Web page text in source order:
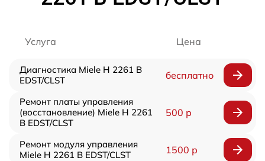
Услуга Цена
Диагностика Miele H 2261 B
EDST/CLST
бесплатно
Ремонт платы управления
(восстановление) Miele H 2261
B EDST/CLST
500 р
Ремонт модуля управления
Miele H 2261 B EDST/CLST
1500 р